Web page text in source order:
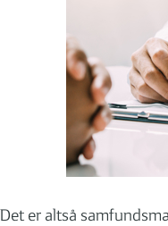
Det er altså